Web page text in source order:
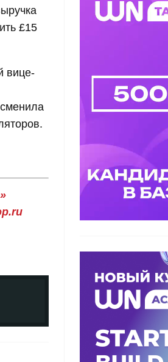
£15
вице-